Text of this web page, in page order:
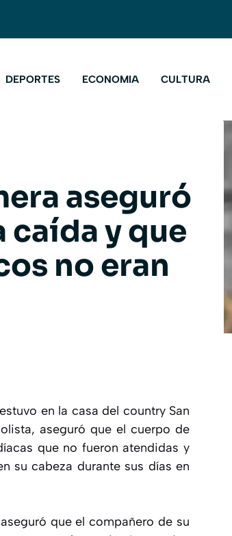
DEPORTES ECONOMIA CULTURA
aseguró
caída y que
no eran
en la casa del country San
aseguró que el cuerpo de
que no fueron atendidas y
su cabeza durante sus días en
que el compañero de su